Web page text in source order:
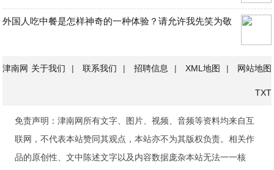
外国人吃中餐是怎样神奇的一种体验？请允许我先笑为敬
津南网 关于我们 | 联系我们 | 招聘信息 | XML地图 | 网站地图
TXT
免责声明：津南网所有文字、图片、视频、音频等资料均来自互
联网，不代表本站赞同其观点，本站亦不为其版权负责。相关作
品的原创性、文中陈述文字以及内容数据庞杂本站无法一一核